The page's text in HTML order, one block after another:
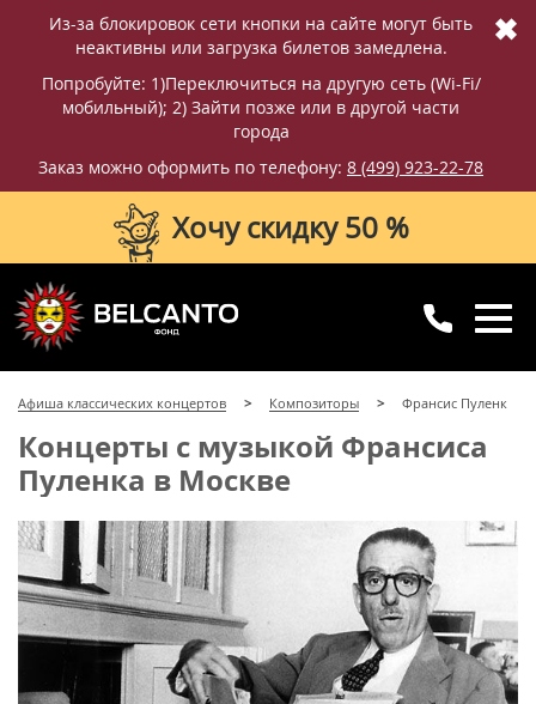
Из-за блокировок сети кнопки на сайте могут быть
неактивны или загрузка билетов замедлена.
Попробуйте: 1)Переключиться на другую сеть (Wi-Fi/
мобильный); 2) Зайти позже или в другой части
города
Заказ можно оформить по телефону: 8 (499) 923-22-78
✖
Хочу скидку 50 %
8 (499) 923-22-78
8 (800) 770-09-71
для регионов
Афиша классических концертов Композиторы Франсис Пуленк
Концерты с музыкой Франсиса
Пуленка в Москве